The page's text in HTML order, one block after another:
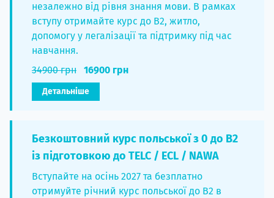
незалежно від рівня знання мови. В рамках
вступу отримайте курс до B2, житло,
допомогу у легалізації та підтримку під час
навчання.
34900 грн
16900 грн
Детальніше
Безкоштовний курс польської з 0 до B2
із підготовкою до TELC / ECL / NAWA
Вступайте на осінь 2027 та безплатно
отримуйте річний курс польської до B2 в